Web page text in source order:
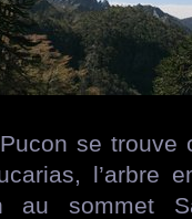
se trouve
l’arbre
au sommet